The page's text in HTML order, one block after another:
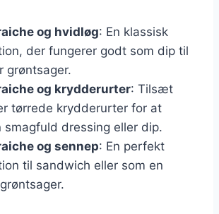
og hvidløg: En klassisk
der fungerer godt som dip til
grøntsager.
og krydderurter: Tilsæt
tørrede krydderurter for at
smagfuld dressing eller dip.
og sennep: En perfekt
til sandwich eller som en